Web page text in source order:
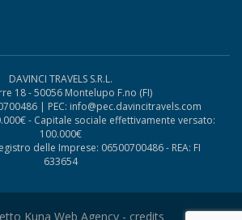
DAVINCI TRAVELS S.R.L.
18 - 50056 Montelupo F.no (FI)
| PEC: info@pec.davincitravels.com
- Capitale sociale effettivamente versato:
100.000€
delle Imprese: 06500700486 - REA: FI
633654
Kuna Web Agency - credits